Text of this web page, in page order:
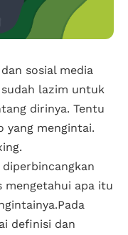
sosial media
lazim untuk
dirinya. Tentu
yang mengintai.
mengetahui apa itu
definisi dan